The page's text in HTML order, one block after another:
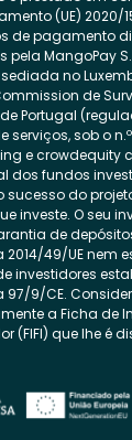
(UE) 2020/
de pagamento
MangoPay
no
de
Portugal
sob o
e crowdequity
dos fundos
sucesso do
investe. O seu
de
49/UE nem
investidores
9/CE.
a Ficha de
(FIFI) que lhe é